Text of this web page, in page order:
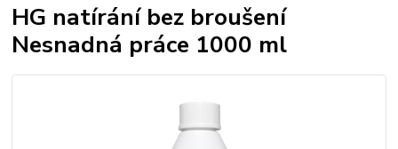
HG natírání bez broušení
Nesnadná práce 1000 ml